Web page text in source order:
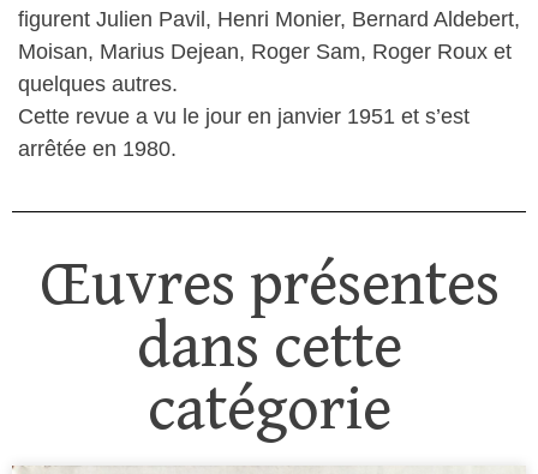
figurent Julien Pavil, Henri Monier, Bernard Aldebert,
Moisan, Marius Dejean, Roger Sam, Roger Roux et
quelques autres.
Cette revue a vu le jour en janvier 1951 et s’est
arrêtée en 1980.
Œuvres présentes
dans cette
catégorie